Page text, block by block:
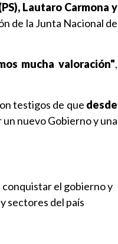
Lautaro Carmona y
de la Junta Nacional de
mucha valoración",
testigos de que desde
un nuevo Gobierno y una
conquistar el gobierno y
sectores del país